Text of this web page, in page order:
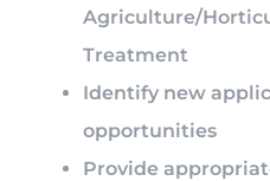
Agriculture/
Treatment
Identify new
opportunities
Provide